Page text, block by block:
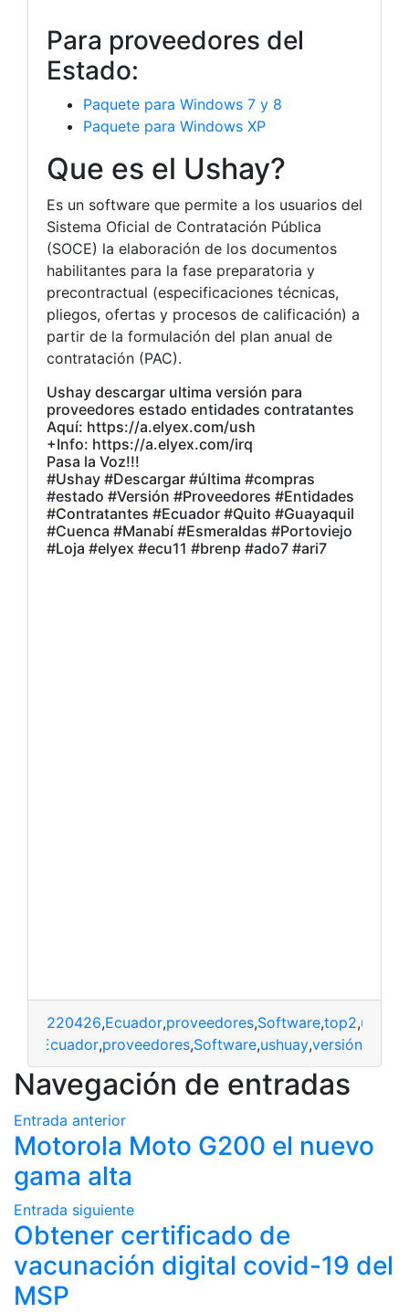
Para proveedores del
Estado:
Paquete para Windows 7 y 8
Paquete para Windows XP
Que es el Ushay?
Es un software que permite a los usuarios del
Sistema Oficial de Contratación Pública
(SOCE) la elaboración de los documentos
habilitantes para la fase preparatoria y
precontractual (especificaciones técnicas,
pliegos, ofertas y procesos de calificación) a
partir de la formulación del plan anual de
contratación (PAC).
Ushay descargar ultima versión para
proveedores estado entidades contratantes
Aquí: https://a.elyex.com/ush
+Info: https://a.elyex.com/irq
Pasa la Voz!!!
#Ushay #Descargar #última #compras
#estado #Versión #Proveedores #Entidades
#Contratantes #Ecuador #Quito #Guayaquil
#Cuenca #Manabí #Esmeraldas #Portoviejo
#Loja #elyex #ecu11 #brenp #ado7 #ari7
220426,Ecuador,proveedores,Software,top2,ushay
Ecuador,proveedores,Software,ushuay,versión
Navegación de entradas
Entrada anterior
Motorola Moto G200 el nuevo
gama alta
Entrada siguiente
Obtener certificado de
vacunación digital covid-19 del
MSP